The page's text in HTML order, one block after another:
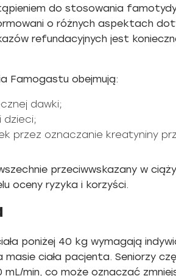
do stosowania
o różnych aspektach
refundacyjnych jest
Famogastu obejmują:
dawki;
dzieci;
przez oznaczanie kreatyniny
przeciwwskazany w
oceny ryzyka i korzyści.
poniżej 40 kg wymagają
ciała pacjenta. Seniorzy
min, co może oznaczać